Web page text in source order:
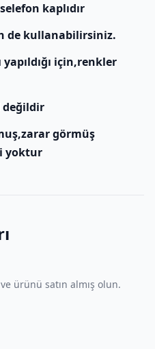
kaplıdır
de kullanabilirsiniz.
için,renkler
değildir
görmüş
yoktur
ve ürünü satın almış olun.